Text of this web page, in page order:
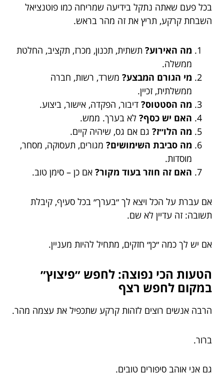
בכל פעם שאתה נתקל בידיעה שמריחה כמו פוטנציאל
השבחת קרקע, תריץ את זה מהר בראש.
מה האירוע? תשתית, תכנון, מכרז, תקציב, החלטת
ממשלה.
מי הגורם המבצע? משרד, רשות, חברה
ממשלתית, זכיין.
מה הסטטוס? דיבור, הפקדה, אישור, ביצוע.
האם יש כסף? לא בערך. ממש.
מה הלו״ז? גם אם גס, שיהיה קיים.
מה סביבת השימושים? מגורים, תעסוקה, מסחר,
מוסדות.
האם זה חוזר בעוד מקור? אם כן – סימן טוב.
אם עברת על הכל ויצא לך ״בערך״ בכל סעיף, קיבלת
תשובה: זה עדיין לא שם.
אם יש לך כמה ״כן״ חזקים, מתחיל להיות מעניין.
הטעות הכי נפוצה: לחפש ״פיצוץ״
במקום לחפש רצף
הרבה אנשים רוצים לזהות קרקע שתכפיל את עצמה מהר.
ברור.
גם אני אוהב סיפורים טובים.